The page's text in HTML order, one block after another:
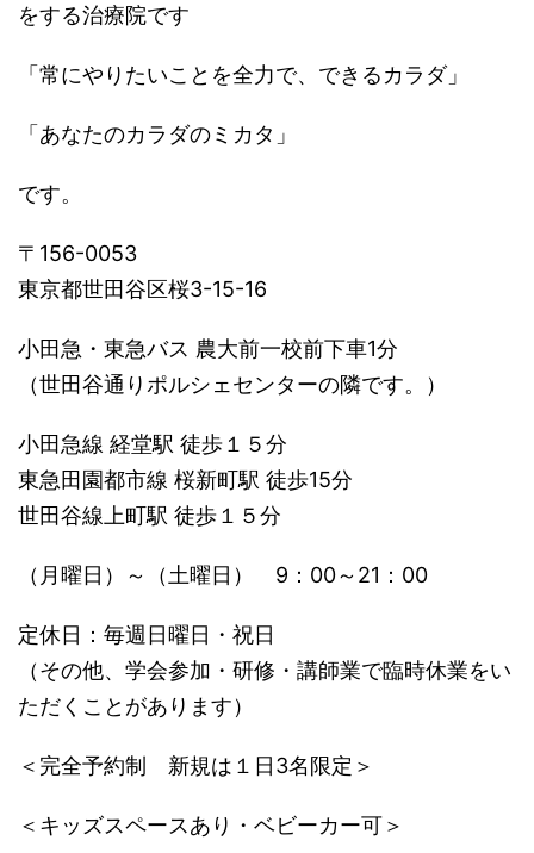
をする治療院です
「常にやりたいことを全力で、できるカラダ」
「あなたのカラダのミカタ」
です。
〒156-0053
東京都世田谷区桜3-15-16
小田急・東急バス 農大前一校前下車1分
（世田谷通りポルシェセンターの隣です。）
小田急線 経堂駅 徒歩１５分
東急田園都市線 桜新町駅 徒歩15分
世田谷線上町駅 徒歩１５分
（月曜日）～（土曜日） 9：00～21：00
定休日：毎週日曜日・祝日
（その他、学会参加・研修・講師業で臨時休業をい
ただくことがあります）
＜完全予約制 新規は１日3名限定＞
＜キッズスペースあり・ベビーカー可＞